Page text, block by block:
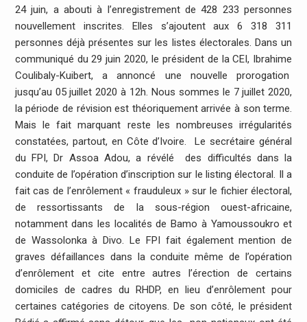
24 juin, a abouti à l’enregistrement de 428 233 personnes
nouvellement inscrites. Elles s’ajoutent aux 6 318 311
personnes déjà présentes sur les listes électorales. Dans un
communiqué du 29 juin 2020, le président de la CEI, Ibrahime
Coulibaly-Kuibert, a annoncé une nouvelle prorogation
jusqu’au 05 juillet 2020 à 12h. Nous sommes le 7 juillet 2020,
la période de révision est théoriquement arrivée à son terme.
Mais le fait marquant reste les nombreuses irrégularités
constatées, partout, en Côte d’Ivoire. Le secrétaire général
du FPI, Dr Assoa Adou, a révélé des difficultés dans la
conduite de l’opération d’inscription sur le listing électoral. Il a
fait cas de l’enrôlement « frauduleux » sur le fichier électoral,
de ressortissants de la sous-région ouest-africaine,
notamment dans les localités de Bamo à Yamoussoukro et
de Wassolonka à Divo. Le FPI fait également mention de
graves défaillances dans la conduite même de l’opération
d’enrôlement et cite entre autres l’érection de certains
domiciles de cadres du RHDP, en lieu d’enrôlement pour
certaines catégories de citoyens. De son côté, le président